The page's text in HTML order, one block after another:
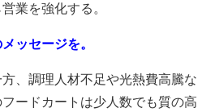
業を強化する。
ッセージを。
、調理人材不足や光熱費高騰な
ードカートは少人数でも質の高